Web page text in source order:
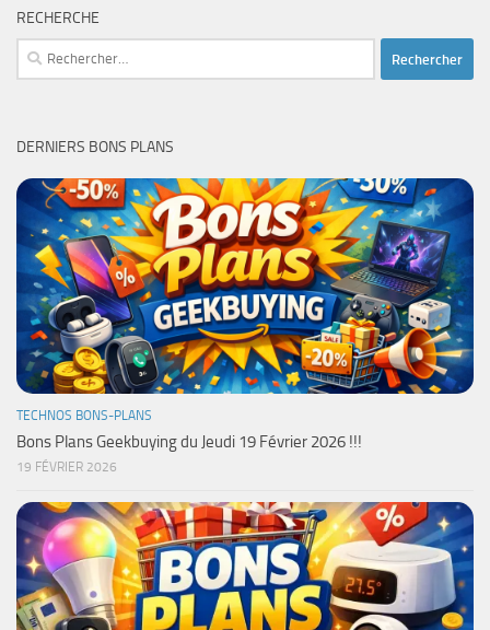
RECHERCHE
Rechercher :
DERNIERS BONS PLANS
TECHNOS BONS-PLANS
Bons Plans Geekbuying du Jeudi 19 Février 2026 !!!
19 FÉVRIER 2026